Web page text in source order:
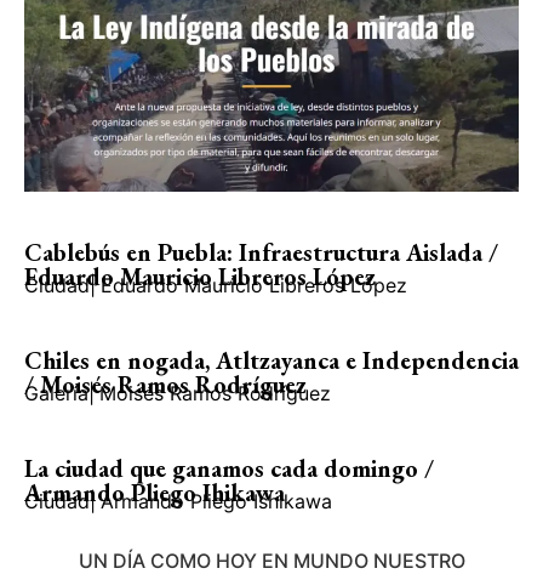
Cablebús en Puebla: Infraestructura Aislada /
Eduardo Mauricio Libreros López
Ciudad| Eduardo Mauricio Libreros López
Chiles en nogada, Atltzayanca e Independencia
/ Moisés Ramos Rodríguez
Galería| Moisés Ramos Rodríguez
La ciudad que ganamos cada domingo /
Armando Pliego Ihikawa
Ciudad| Armando Pliego Ishikawa
UN DÍA COMO HOY EN MUNDO NUESTRO